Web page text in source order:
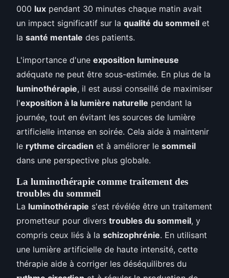
000 lux pendant 30 minutes chaque matin avait
un impact significatif sur la qualité du sommeil et
la santé mentale des patients.
L'importance d'une exposition lumineuse
adéquate ne peut être sous-estimée. En plus de la
luminothérapie, il est aussi conseillé de maximiser
l'exposition à la lumière naturelle pendant la
journée, tout en évitant les sources de lumière
artificielle intense en soirée. Cela aide à maintenir
le rythme circadien et à améliorer le sommeil
dans une perspective plus globale.
La luminothérapie comme traitement des
troubles du sommeil
La luminothérapie s'est révélée être un traitement
prometteur pour divers troubles du sommeil, y
compris ceux liés à la schizophrénie. En utilisant
une lumière artificielle de haute intensité, cette
thérapie aide à corriger les déséquilibres du